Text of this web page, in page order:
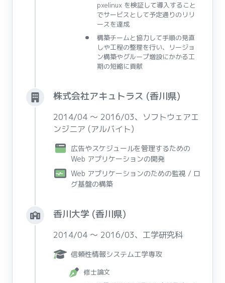
pxelinux を検証して導入すること
でサービスとして予定通りのリリ
ースを達成
構築チームと協力して手順の見直
しや工程の整理を行い、リージョ
ン構築やグループ増設にかかる工
期の短縮に貢献
株式会社アキュトラス (香川県)
2014/04 〜 2016/03、ソフトウェアエ
ンジニア (アルバイト)
広告やスケジュールを管理するための
Web アプリケーションの開発
Web アプリケーションのための監視 / ロ
グ基盤の構築
香川大学 (香川県)
2014/04 〜 2016/03、工学研究科
信頼性情報システム工学専攻
修士論文